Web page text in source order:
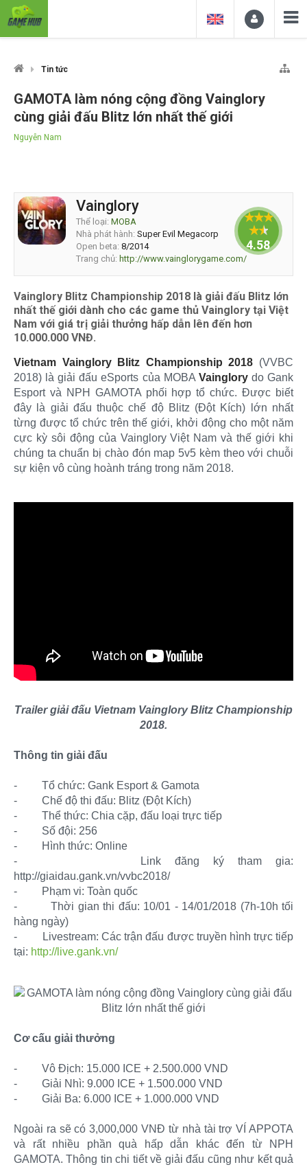
Tin tức
GAMOTA làm nóng cộng đồng Vainglory
cùng giải đấu Blitz lớn nhất thế giới
Nguyễn Nam
Vainglory
Thể loại: MOBA
Nhà phát hành: Super Evil Megacorp
Open beta: 8/2014
Trang chủ: http://www.vainglorygame.com/
4.58333
Vainglory Blitz Championship 2018 là giải đấu Blitz lớn
nhất thế giới dành cho các game thủ Vainglory tại Việt
Nam với giá trị giải thưởng hấp dẫn lên đến hơn
10.000.000 VNĐ.
Vietnam Vainglory Blitz Championship 2018 (VVBC
2018) là giải đấu eSports của MOBA Vainglorydo Gank
Esport và NPH GAMOTA phối hợp tổ chức. Được biết
đây là giải đấu thuộc chế độ Blitz (Đột Kích) lớn nhất
từng được tổ chức trên thế giới, khởi động cho một năm
cực kỳ sôi động của Vainglory Việt Nam và thế giới khi
chúng ta chuẩn bị chào đón map 5v5 kèm theo với chuỗi
sự kiện vô cùng hoành tráng trong năm 2018.
Trailer giải đấu Vietnam Vainglory Blitz Championship
2018.
Thông tin giải đấu
-
Tổ chức: Gank Esport & Gamota
-
Chế độ thi đấu: Blitz (Đột Kích)
-
Thể thức: Chia cặp, đấu loại trực tiếp
-
Số đội: 256
-
Hình thức: Online
-
Link đăng ký tham gia:
http://giaidau.gank.vn/vvbc2018/
-
Phạm vi: Toàn quốc
-
Thời gian thi đấu: 10/01 - 14/01/2018 (7h-10h tối
hàng ngày)
-
Livestream: Các trận đấu được truyền hình trực tiếp
tại: http://live.gank.vn/
Cơ cấu giải thưởng
-
Vô Địch: 15.000 ICE + 2.500.000 VND
-
Giải Nhì: 9.000 ICE + 1.500.000 VND
-
Giải Ba: 6.000 ICE + 1.000.000 VND
Ngoài ra sẽ có 3,000,000 VNĐ từ nhà tài trợ VÍ APPOTA
và rất nhiều phần quà hấp dẫn khác đến từ NPH
GAMOTA. Thông tin chi tiết về giải đấu cũng như kết quả